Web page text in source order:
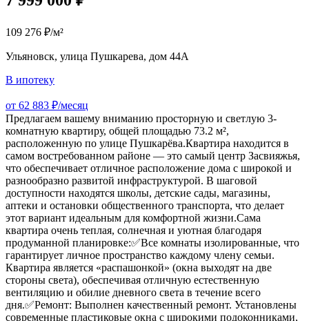
109 276 ₽/м²
Ульяновск, улица Пушкарева, дом 44А
В ипотеку
от 62 883 ₽/месяц
Предлагаем вашему вниманию просторную и светлую 3-
комнатную квартиру, общей площадью 73.2 м²,
расположенную по улице Пушкарёва.Квартира находится в
самом востребованном районе — это самый центр Засвияжья,
что обеспечивает отличное расположение дома с широкой и
разнообразно развитой инфраструктурой. В шаговой
доступности находятся школы, детские сады, магазины,
аптеки и остановки общественного транспорта, что делает
этот вариант идеальным для комфортной жизни.Сама
квартира очень теплая, солнечная и уютная благодаря
продуманной планировке:✅Все комнаты изолированные, что
гарантирует личное пространство каждому члену семьи.
Квартира является «распашонкой» (окна выходят на две
стороны света), обеспечивая отличную естественную
вентиляцию и обилие дневного света в течение всего
дня.✅Ремонт: Выполнен качественный ремонт. Установлены
современные пластиковые окна с широкими подоконниками,